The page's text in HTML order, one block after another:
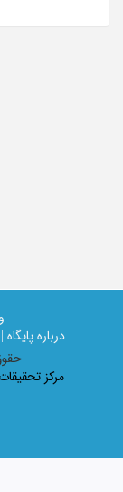
درباره پایگاه |
مرکز